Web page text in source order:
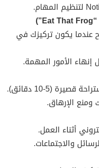
عندما يكون تركيزك في
الأمور المهمة.
الإرهاق.
أثناء العمل.
والاجتماعات.